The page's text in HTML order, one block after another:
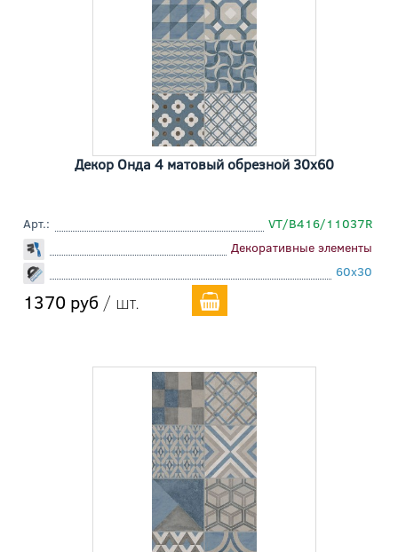
Декор Онда 4 матовый обрезной 30x60
Арт.:
VT/B416/11037R
Декоративные элементы
60x30
1370 руб / шт.